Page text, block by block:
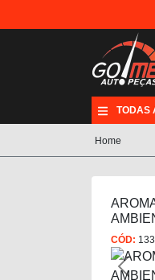
TODAS
Home
CÓD: